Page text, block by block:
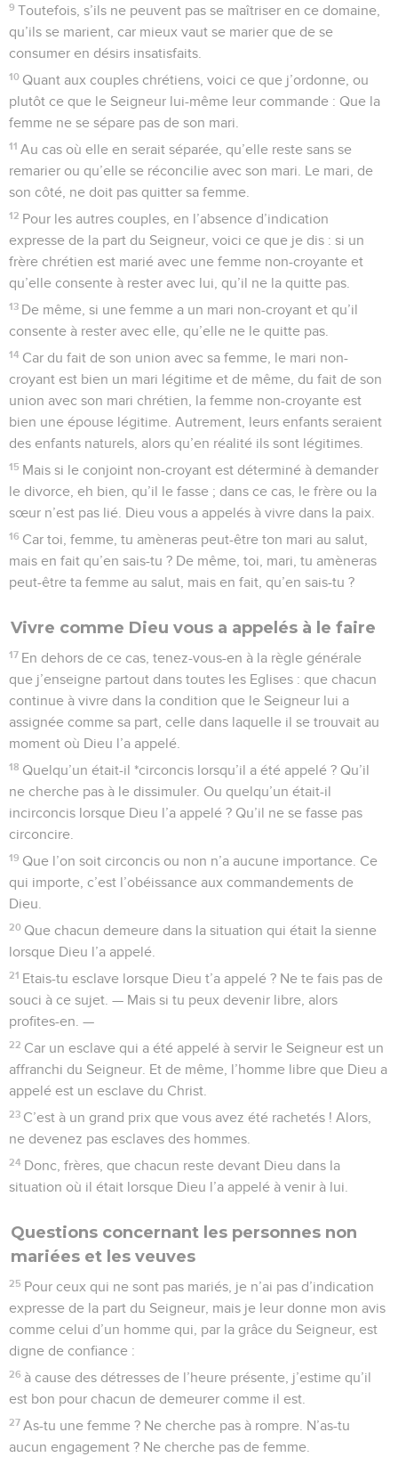
9 Toutefois, s’ils ne peuvent pas se maîtriser en ce domaine,
qu’ils se marient, car mieux vaut se marier que de se
consumer en désirs insatisfaits.
10 Quant aux couples chrétiens, voici ce que j’ordonne, ou
plutôt ce que le Seigneur lui-même leur commande : Que la
femme ne se sépare pas de son mari.
11 Au cas où elle en serait séparée, qu’elle reste sans se
remarier ou qu’elle se réconcilie avec son mari. Le mari, de
son côté, ne doit pas quitter sa femme.
12 Pour les autres couples, en l’absence d’indication
expresse de la part du Seigneur, voici ce que je dis : si un
frère chrétien est marié avec une femme non-croyante et
qu’elle consente à rester avec lui, qu’il ne la quitte pas.
13 De même, si une femme a un mari non-croyant et qu’il
consente à rester avec elle, qu’elle ne le quitte pas.
14 Car du fait de son union avec sa femme, le mari non-
croyant est bien un mari légitime et de même, du fait de son
union avec son mari chrétien, la femme non-croyante est
bien une épouse légitime. Autrement, leurs enfants seraient
des enfants naturels, alors qu’en réalité ils sont légitimes.
15 Mais si le conjoint non-croyant est déterminé à demander
le divorce, eh bien, qu’il le fasse ; dans ce cas, le frère ou la
sœur n’est pas lié. Dieu vous a appelés à vivre dans la paix.
16 Car toi, femme, tu amèneras peut-être ton mari au salut,
mais en fait qu’en sais-tu ? De même, toi, mari, tu amèneras
peut-être ta femme au salut, mais en fait, qu’en sais-tu ?
Vivre comme Dieu vous a appelés à le faire
17 En dehors de ce cas, tenez-vous-en à la règle générale
que j’enseigne partout dans toutes les Eglises : que chacun
continue à vivre dans la condition que le Seigneur lui a
assignée comme sa part, celle dans laquelle il se trouvait au
moment où Dieu l’a appelé.
18 Quelqu’un était-il *circoncis lorsqu’il a été appelé ? Qu’il
ne cherche pas à le dissimuler. Ou quelqu’un était-il
incirconcis lorsque Dieu l’a appelé ? Qu’il ne se fasse pas
circoncire.
19 Que l’on soit circoncis ou non n’a aucune importance. Ce
qui importe, c’est l’obéissance aux commandements de
Dieu.
20 Que chacun demeure dans la situation qui était la sienne
lorsque Dieu l’a appelé.
21 Etais-tu esclave lorsque Dieu t’a appelé ? Ne te fais pas de
souci à ce sujet. — Mais si tu peux devenir libre, alors
profites-en. —
22 Car un esclave qui a été appelé à servir le Seigneur est un
affranchi du Seigneur. Et de même, l’homme libre que Dieu a
appelé est un esclave du Christ.
23 C’est à un grand prix que vous avez été rachetés ! Alors,
ne devenez pas esclaves des hommes.
24 Donc, frères, que chacun reste devant Dieu dans la
situation où il était lorsque Dieu l’a appelé à venir à lui.
Questions concernant les personnes non
mariées et les veuves
25 Pour ceux qui ne sont pas mariés, je n’ai pas d’indication
expresse de la part du Seigneur, mais je leur donne mon avis
comme celui d’un homme qui, par la grâce du Seigneur, est
digne de confiance :
26 à cause des détresses de l’heure présente, j’estime qu’il
est bon pour chacun de demeurer comme il est.
27 As-tu une femme ? Ne cherche pas à rompre. N’as-tu
aucun engagement ? Ne cherche pas de femme.